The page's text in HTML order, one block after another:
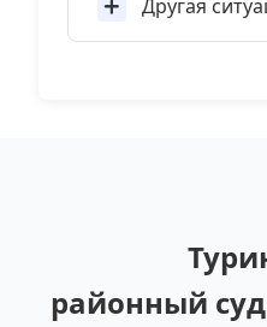
Другая
районный